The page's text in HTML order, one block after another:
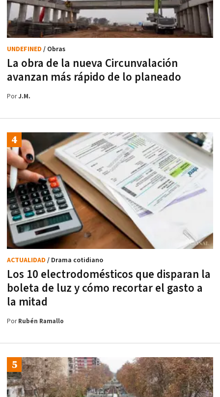
La obra de la nueva Circunvalación
avanzan más rápido de lo planeado
UNDEFINED / Obras
PorJ.M.
Los 10 electrodomésticos que disparan la
boleta de luz y cómo recortar el gasto a
la mitad
ACTUALIDAD / Drama cotidiano
PorRubén Ramallo